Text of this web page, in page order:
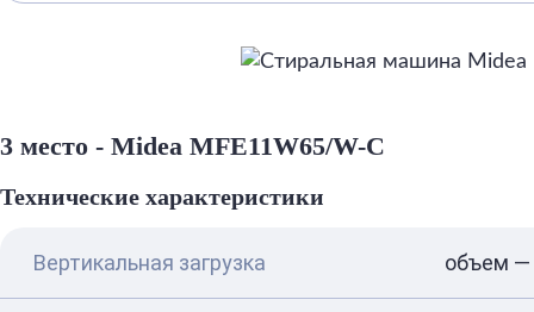
3 место - Midea MFE11W65/W-C
Технические характеристики
Вертикальная загрузка объем —